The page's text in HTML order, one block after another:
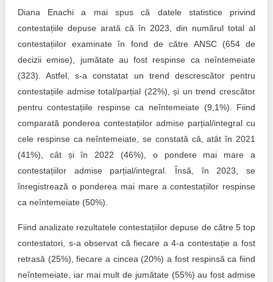
Diana Enachi a mai spus că datele statistice privind
contestațiile depuse arată că în 2023, din numărul total al
contestațiilor examinate în fond de către ANSC (654 de
decizii emise), jumătate au fost respinse ca neîntemeiate
(323). Astfel, s-a constatat un trend descrescător pentru
contestațiile admise total/parțial (22%), și un trend crescător
pentru contestațiile respinse ca neîntemeiate (9,1%). Fiind
comparată ponderea contestațiilor admise parțial/integral cu
cele respinse ca neîntemeiate, se constată că, atât în 2021
(41%), cât și în 2022 (46%), o pondere mai mare a
contestațiilor admise parțial/integral. Însă, în 2023, se
înregistrează o ponderea mai mare a contestațiilor respinse
ca neîntemeiate (50%).
Fiind analizate rezultatele contestațiilor depuse de către 5 top
contestatori, s-a observat că fiecare a 4-a contestație a fost
retrasă (25%), fiecare a cincea (20%) a fost respinsă ca fiind
neîntemeiate, iar mai mult de jumătate (55%) au fost admise